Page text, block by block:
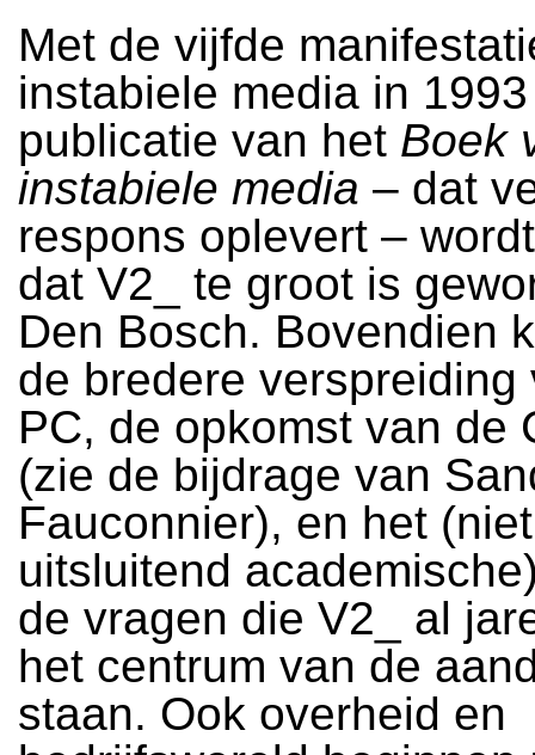
Met de vijfde
instabiele media in
publicatie van het Boek
instabiele media – dat
respons oplevert –
dat V2_ te groot is
Den Bosch. Bovendien
de bredere verspreiding
PC, de opkomst van de
(zie de bijdrage van
Fauconnier), en het
uitsluitend
de vragen die V2_ al
het centrum van de
staan. Ook overheid en